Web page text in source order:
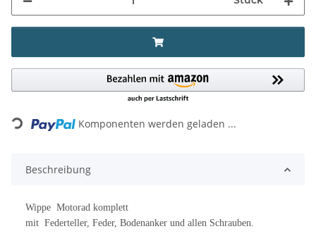
Loading... Komponenten werden geladen ...
Beschreibung
Wippe Motorad komplett
mit Federteller, Feder, Bodenanker und allen Schrauben.